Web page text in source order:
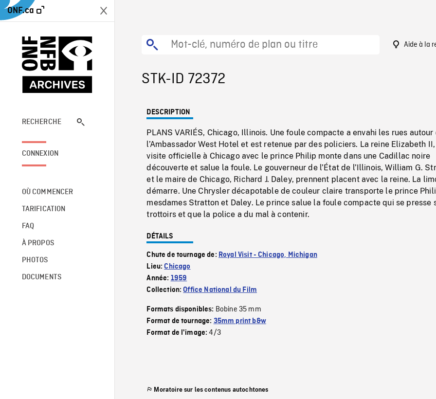
ONF.ca
RECHERCHE
CONNEXION
OÙ COMMENCER
TARIFICATION
FAQ
À PROPOS
PHOTOS
DOCUMENTS
Aide à la
STK-ID 72372
DESCRIPTION
PLANS VARIÉS, Chicago, Illinois. Une foule compacte a envahi les rues autour
l’Ambassador West Hotel et est retenue par des policiers. La reine Elizabeth
visite officielle à Chicago avec le prince Philip monte dans une Cadillac noire
découverte et salue la foule. Le gouverneur de l’État de l’Illinois, William G.
et le maire de Chicago, Richard J. Daley, prennent placent avec la reine. La
démarre. Une Chrysler décapotable de couleur claire transporte le prince
mesdames Stratton et Daley. Le prince salue la foule compacte qui se presse
trottoirs et que la police a du mal à contenir.
DÉTAILS
Chute de tournage de: Royal Visit - Chicago, Michigan
Lieu:Chicago
Année: 1959
Collection:Office National du Film
Formats disponibles: Bobine 35 mm
Format de tournage: 35mm print b&w
Format de l'image:4/3
Moratoire sur les contenus autochtones